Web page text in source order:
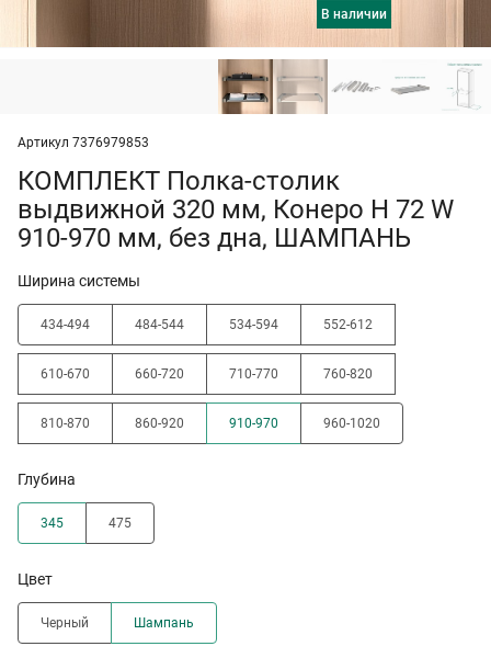
в наличии
Артикул 7376979853
КОМПЛЕКТ Полка-столик
выдвижной 320 мм, Конеро H 72 W
910-970 мм, без дна, ШАМПАНЬ
Ширина системы
434-494 484-544 534-594 552-612
610-670 660-720 710-770 760-820
810-870 860-920 910-970 960-1020
Глубина
345 475
Цвет
Черный Шампань